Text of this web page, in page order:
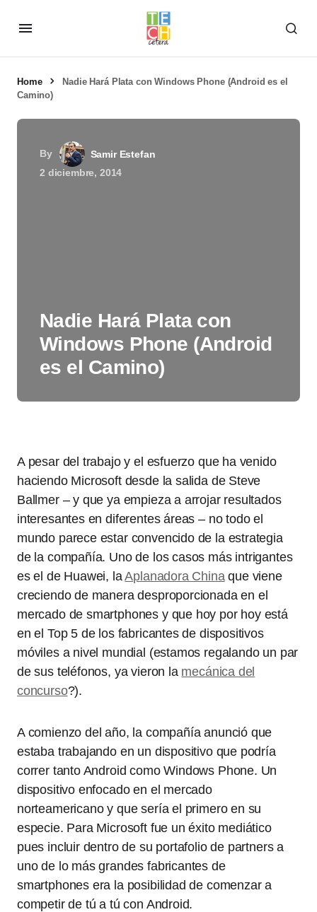
Home
Nadie Hará Plata con Windows Phone (Android es el
Camino)
By
Samir Estefan
2 diciembre, 2014
Nadie Hará Plata con
Windows Phone (Android
es el Camino)
A pesar del trabajo y el esfuerzo que ha venido
haciendo Microsoft desde la salida de Steve
Ballmer – y que ya empieza a arrojar resultados
interesantes en diferentes áreas – no todo el
mundo parece estar convencido de la estrategia
de la compañía. Uno de los casos más intrigantes
es el de Huawei, laAplanadora Chinaque viene
creciendo de manera desproporcionada en el
mercado de smartphones y que hoy por hoy está
en el Top 5 de los fabricantes de dispositivos
móviles a nivel mundial (estamos regalando un par
de sus teléfonos, ya vieron la mecánica del
concurso?).
A comienzo del año, la compañía anunció que
estaba trabajando en un dispositivo que podría
correr tanto Android como Windows Phone. Un
dispositivo enfocado en el mercado
norteamericano y que sería el primero en su
especie. Para Microsoft fue un éxito mediático
pues incluir dentro de su portafolio de partners a
uno de lo más grandes fabricantes de
smartphones era la posibilidad de comenzar a
competir de tú a tú con Android.